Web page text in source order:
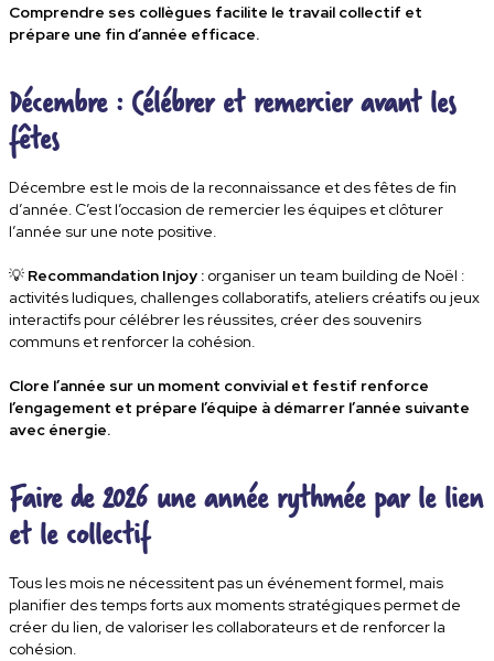
Comprendre ses collègues facilite le travail collectif et
prépare une fin d’année efficace.
Décembre : Célébrer et remercier avant les
fêtes
Décembre est le mois de la reconnaissance et des fêtes de fin
d’année. C’est l’occasion de remercier les équipes et clôturer
l’année sur une note positive.
💡 Recommandation Injoy :organiser un team building de Noël :
activités ludiques, challenges collaboratifs, ateliers créatifs ou jeux
interactifs pour célébrer les réussites, créer des souvenirs
communs et renforcer la cohésion.
Clore l’année sur un moment convivial et festif renforce
l’engagement et prépare l’équipe à démarrer l’année suivante
avec énergie.
Faire de 2026 une année rythmée par le lien
et le collectif
Tous les mois ne nécessitent pas un événement formel, mais
planifier destemps forts aux moments stratégiquespermet de
créer du lien, de valoriser les collaborateurs et de renforcer la
cohésion.